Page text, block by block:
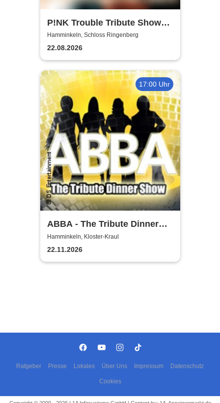
P!NK Trouble Tribute Show
im Schlosspark |
Ringenberger Kulturtage
Hamminkeln, Schloss Ringenberg
22.08.2026
17:00 Uhr
ABBA - The Tribute Dinner
Show
Hamminkeln, Kloster-Kraul
22.11.2026
Ratgeber Presse Lokales Über Uns Impressum Datenschutz
Cookies